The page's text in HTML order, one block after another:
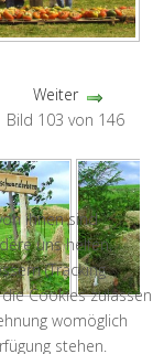
Weiter
Bild 103 von 146
ihnen sind
uns helfen,
(Tracking
Cookies zulassen
womöglich
stehen.